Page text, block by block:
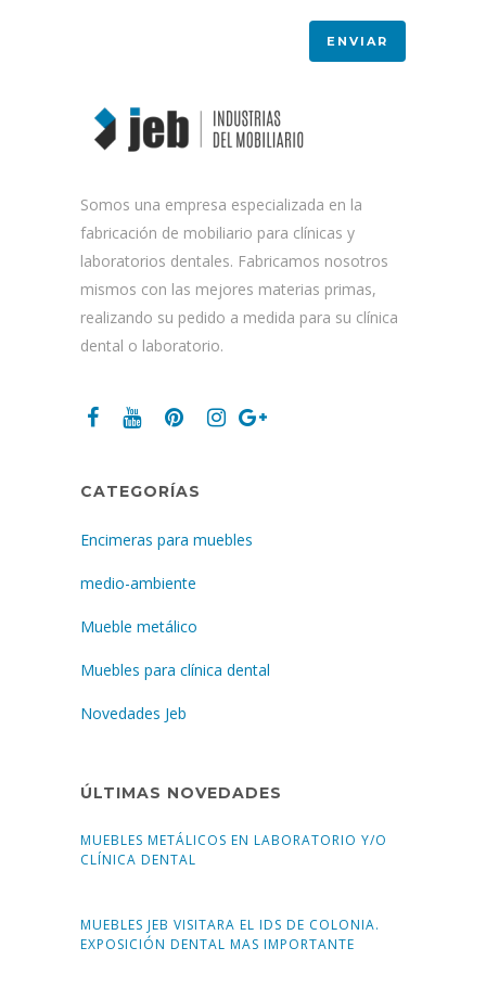
Somos una empresa especializada en la
fabricación de mobiliario para clínicas y
laboratorios dentales. Fabricamos nosotros
mismos con las mejores materias primas,
realizando su pedido a medida para su clínica
dental o laboratorio.
CATEGORÍAS
Encimeras para muebles
medio-ambiente
Mueble metálico
Muebles para clínica dental
Novedades Jeb
ÚLTIMAS NOVEDADES
MUEBLES METÁLICOS EN LABORATORIO Y/O
CLÍNICA DENTAL
MUEBLES JEB VISITARA EL IDS DE COLONIA.
EXPOSICIÓN DENTAL MAS IMPORTANTE